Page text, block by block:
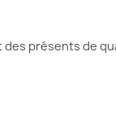
présents de